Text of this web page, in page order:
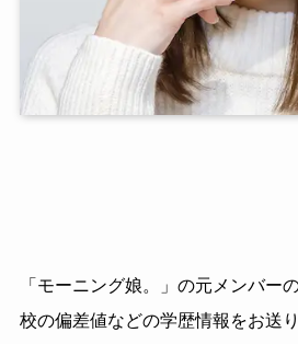
「モーニング娘。」の元メンバー
校の偏差値などの学歴情報をお送